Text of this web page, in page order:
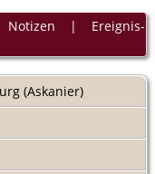
Notizen | Ereignis-
(Askanier)